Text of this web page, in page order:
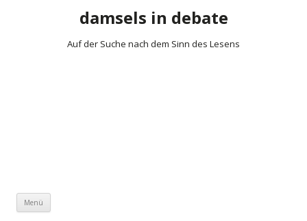
damsels in debate
Auf der Suche nach dem Sinn des Lesens
Menü